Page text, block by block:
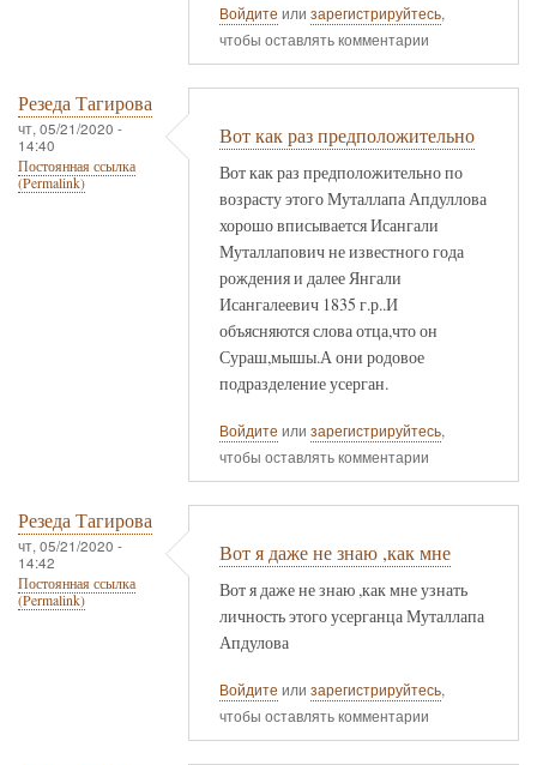
Войдите или зарегистрируйтесь,
чтобы оставлять комментарии
Резеда Тагирова
чт, 05/21/2020 -
14:40
Постоянная ссылка
(Permalink)
Вот как раз предположительно
Вот как раз предположительно по
возрасту этого Муталлапа Апдуллова
хорошо вписывается Исангали
Муталлапович не известного года
рождения и далее Янгали
Исангалеевич 1835 г.р..И
объясняются слова отца,что он
Сураш,мышы.А они родовое
подразделение усерган.
Войдите или зарегистрируйтесь,
чтобы оставлять комментарии
Резеда Тагирова
чт, 05/21/2020 -
14:42
Постоянная ссылка
(Permalink)
Вот я даже не знаю ,как мне
Вот я даже не знаю ,как мне узнать
личность этого усерганца Муталлапа
Апдулова
Войдите или зарегистрируйтесь,
чтобы оставлять комментарии